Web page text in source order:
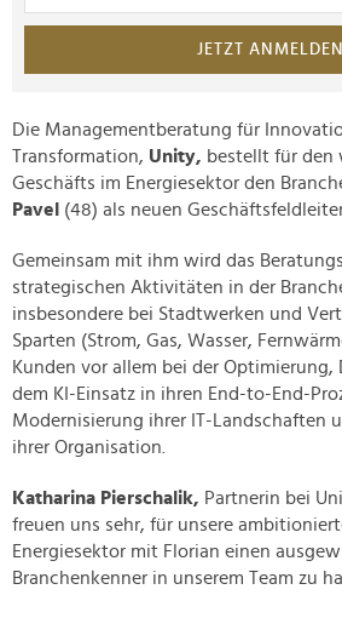
JETZT ANMELDEN
Die Managementberatung für
Transformation, Unity, bestellt für den
Geschäfts im Energiesektor den
Pavel
(48) als neuen
Gemeinsam mit ihm wird das
strategischen Aktivitäten in der
insbesondere bei Stadtwerken und
Sparten (Strom, Gas, Wasser,
Kunden vor allem bei der
dem KI-Einsatz in ihren End-to-End-
Modernisierung ihrer IT-Landschaften
ihrer Organisation.
Katharina Pierschalik, Partnerin bei
freuen uns sehr, für unsere
Energiesektor mit Florian einen
Branchenkenner in unserem Team zu